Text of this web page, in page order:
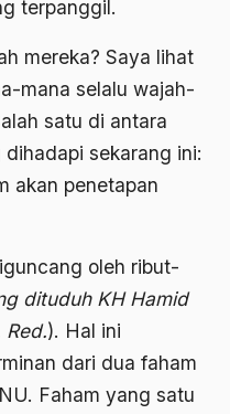
terpanggil.
mereka? Saya lihat
mana selalu wajah-
satu di antara
sekarang ini:
akan penetapan
oleh ribut-
dituduh KH Hamid
Red.). Hal ini
dari dua faham
Faham yang satu